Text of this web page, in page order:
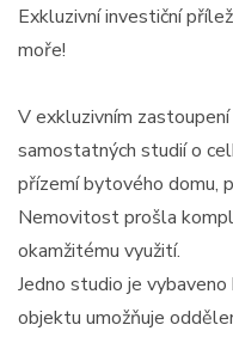
Exkluzivní investiční
moře!
V exkluzivním
samostatných studií o
přízemí bytového domu,
Nemovitost prošla
okamžitému využití.
Jedno studio je
objektu umožňuje